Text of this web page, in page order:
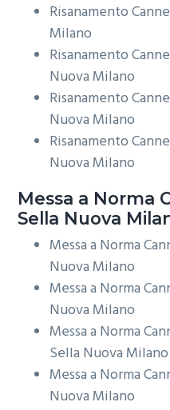
Risanamento
Milano
Risanamento
Nuova Milano
Risanamento
Nuova Milano
Risanamento
Nuova Milano
Messa a Norma
Sella Nuova
Messa a Norma
Nuova Milano
Messa a Norma
Nuova Milano
Messa a Norma
Sella Nuova Milano
Messa a Norma
Nuova Milano